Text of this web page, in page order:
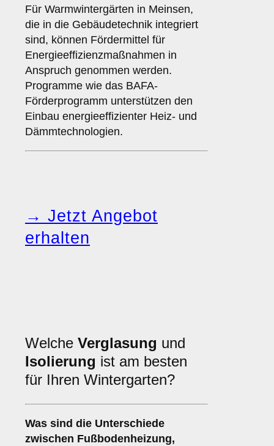
Für Warmwintergärten in Meinsen,
die in die Gebäudetechnik integriert
sind, können Fördermittel für
Energieeffizienzmaßnahmen in
Anspruch genommen werden.
Programme wie das BAFA-
Förderprogramm unterstützen den
Einbau energieeffizienter Heiz- und
Dämmtechnologien.
→ Jetzt Angebot
erhalten
Welche Verglasung und
Isolierung ist am besten
für Ihren Wintergarten?
Was sind die Unterschiede
zwischen Fußbodenheizung,